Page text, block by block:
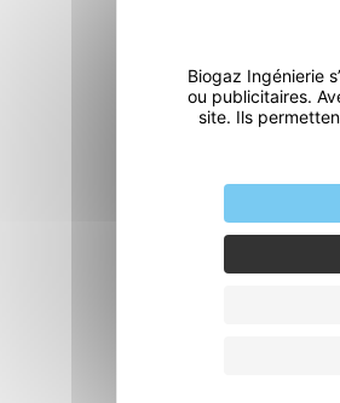
Biogaz Ingénierie
ou publicitaires.
site. Ils